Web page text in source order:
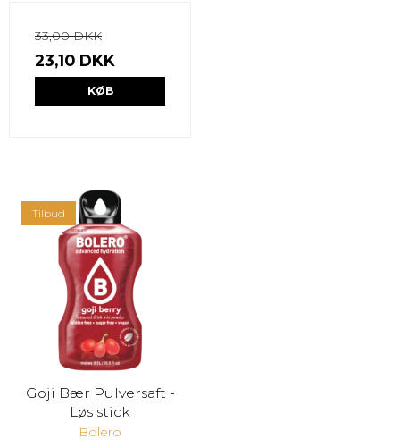
33,00 DKK
23,10 DKK
KØB
Tilbud
Goji Bær Pulversaft -
Løs stick
Bolero